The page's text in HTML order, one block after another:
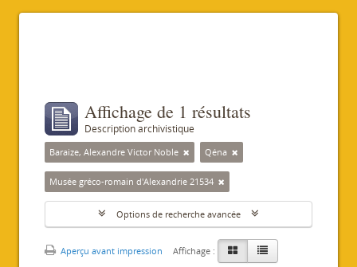
Affichage de 1 résultats
Description archivistique
Baraize, Alexandre Victor Noble Qéna
Musée gréco-romain d'Alexandrie 21534
Options de recherche avancée
Aperçu avant impression Affichage :